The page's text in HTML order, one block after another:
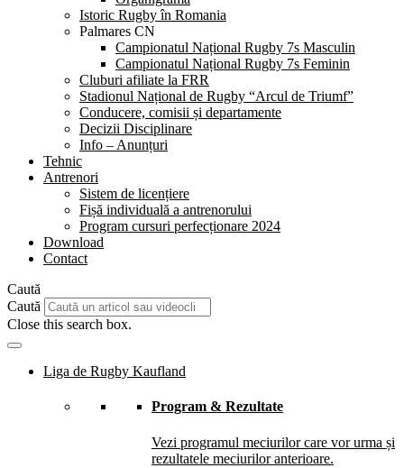
Istoric Rugby în Romania
Palmares CN
Campionatul Național Rugby 7s Masculin
Campionatul Național Rugby 7s Feminin
Cluburi afiliate la FRR
Stadionul Național de Rugby “Arcul de Triumf”
Conducere, comisii și departamente
Decizii Disciplinare
Info – Anunțuri
Tehnic
Antrenori
Sistem de licențiere
Fișă individuală a antrenorului
Program cursuri perfecționare 2024
Download
Contact
Caută
Caută
Close this search box.
Liga de Rugby Kaufland
Program & Rezultate
Vezi programul meciurilor care vor urma și
rezultatele meciurilor anterioare.